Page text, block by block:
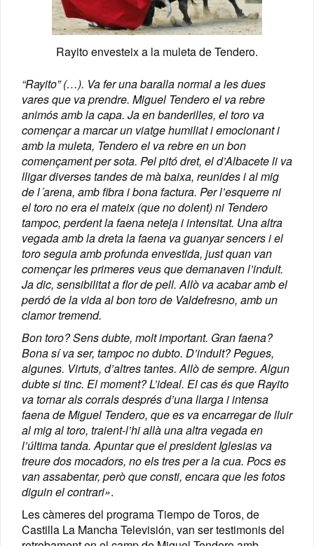
Rayito envesteix a la muleta de Tendero.
“Rayito” (…). Va fer una baralla normal a les dues
vares que va prendre. Miguel Tendero el va rebre
animós amb la capa. Ja en banderilles, el toro va
començar a marcar un viatge humiliat i emocionant i
amb la muleta, Tendero el va rebre en un bon
començament per sota. Pel pitó dret, el d’Albacete li va
lligar diverses tandes de mà baixa, reunides i al mig
de l´arena, amb fibra i bona factura. Per l’esquerre ni
el toro no era el mateix (que no dolent) ni Tendero
tampoc, perdent la faena neteja i intensitat. Una altra
vegada amb la dreta la faena va guanyar sencers i el
toro seguia amb profunda envestida, just quan van
començar les primeres veus que demanaven l’indult.
Ja dic, sensibilitat a flor de pell. Allò va acabar amb el
perdó de la vida al bon toro de Valdefresno, amb un
clamor tremend.
Bon toro? Sens dubte, molt important. Gran faena?
Bona sí va ser, tampoc no dubto. D’indult? Pegues,
algunes. Virtuts, d’altres tantes. Allò de sempre. Algun
dubte si tinc. El moment? L’ideal. El cas és que Rayito
va tornar als corrals després d’una llarga i intensa
faena de Miguel Tendero, que es va encarregar de lluir
al mig al toro, traient-l’hi allà una altra vegada en
l’última tanda. Apuntar que el president Iglesias va
treure dos mocadors, no els tres per a la cua. Pocs es
van assabentar, però que consti, encara que les fotos
diguin el contrari».
Les càmeres del programa Tiempo de Toros, de
Castilla La Mancha Televisión, van ser testimonis del